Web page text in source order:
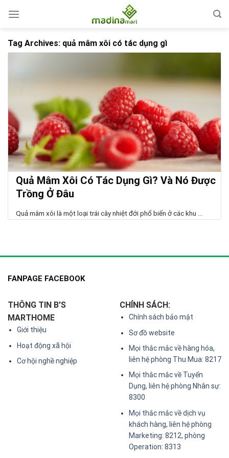
Tag Archives: quả mâm xôi có tác dụng gì
Quả Mâm Xôi Có Tác Dụng Gì? Và Nó Được
Trồng Ở Đâu
Quả mâm xôi là một loại trái cây nhiệt đới phổ biến ở các khu ...
FANPAGE FACEBOOK
THÔNG TIN B'S
MARTHOME
Giới thiệu
Hoạt động xã hội
Cơ hội nghề nghiệp
CHÍNH SÁCH:
Chính sách bảo mật
Sơ đồ website
Mọi thắc mắc về hàng hóa,
liên hệ phòng Thu Mua: 8217
Mọi thắc mắc về Tuyển
Dụng, liên hệ phòng Nhân sự:
8300
Mọi thắc mắc về dịch vụ
khách hàng, liên hệ phòng
Marketing: 8212, phòng
Operation: 8313